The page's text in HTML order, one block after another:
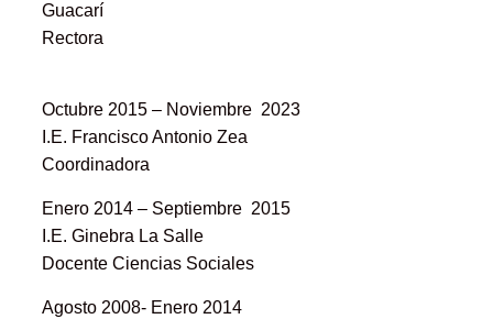
Guacarí
Rectora
Octubre 2015 – Noviembre 2023
I.E. Francisco Antonio Zea
Coordinadora
Enero 2014 – Septiembre 2015
I.E. Ginebra La Salle
Docente Ciencias Sociales
Agosto 2008- Enero 2014